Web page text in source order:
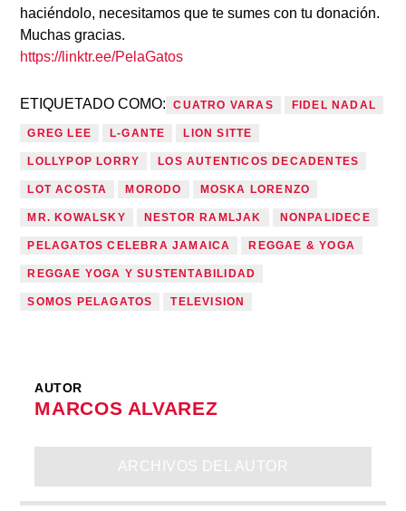
haciéndolo, necesitamos que te sumes con tu donación.
Muchas gracias.
https://linktr.ee/PelaGatos
ETIQUETADO COMO: CUATRO VARAS FIDEL NADAL
GREG LEE L-GANTE LION SITTE
LOLLYPOP LORRY LOS AUTENTICOS DECADENTES
LOT ACOSTA MORODO MOSKA LORENZO
MR. KOWALSKY NESTOR RAMLJAK NONPALIDECE
PELAGATOS CELEBRA JAMAICA REGGAE & YOGA
REGGAE YOGA Y SUSTENTABILIDAD
SOMOS PELAGATOS TELEVISION
AUTOR
MARCOS ALVAREZ
ARCHIVOS DEL AUTOR